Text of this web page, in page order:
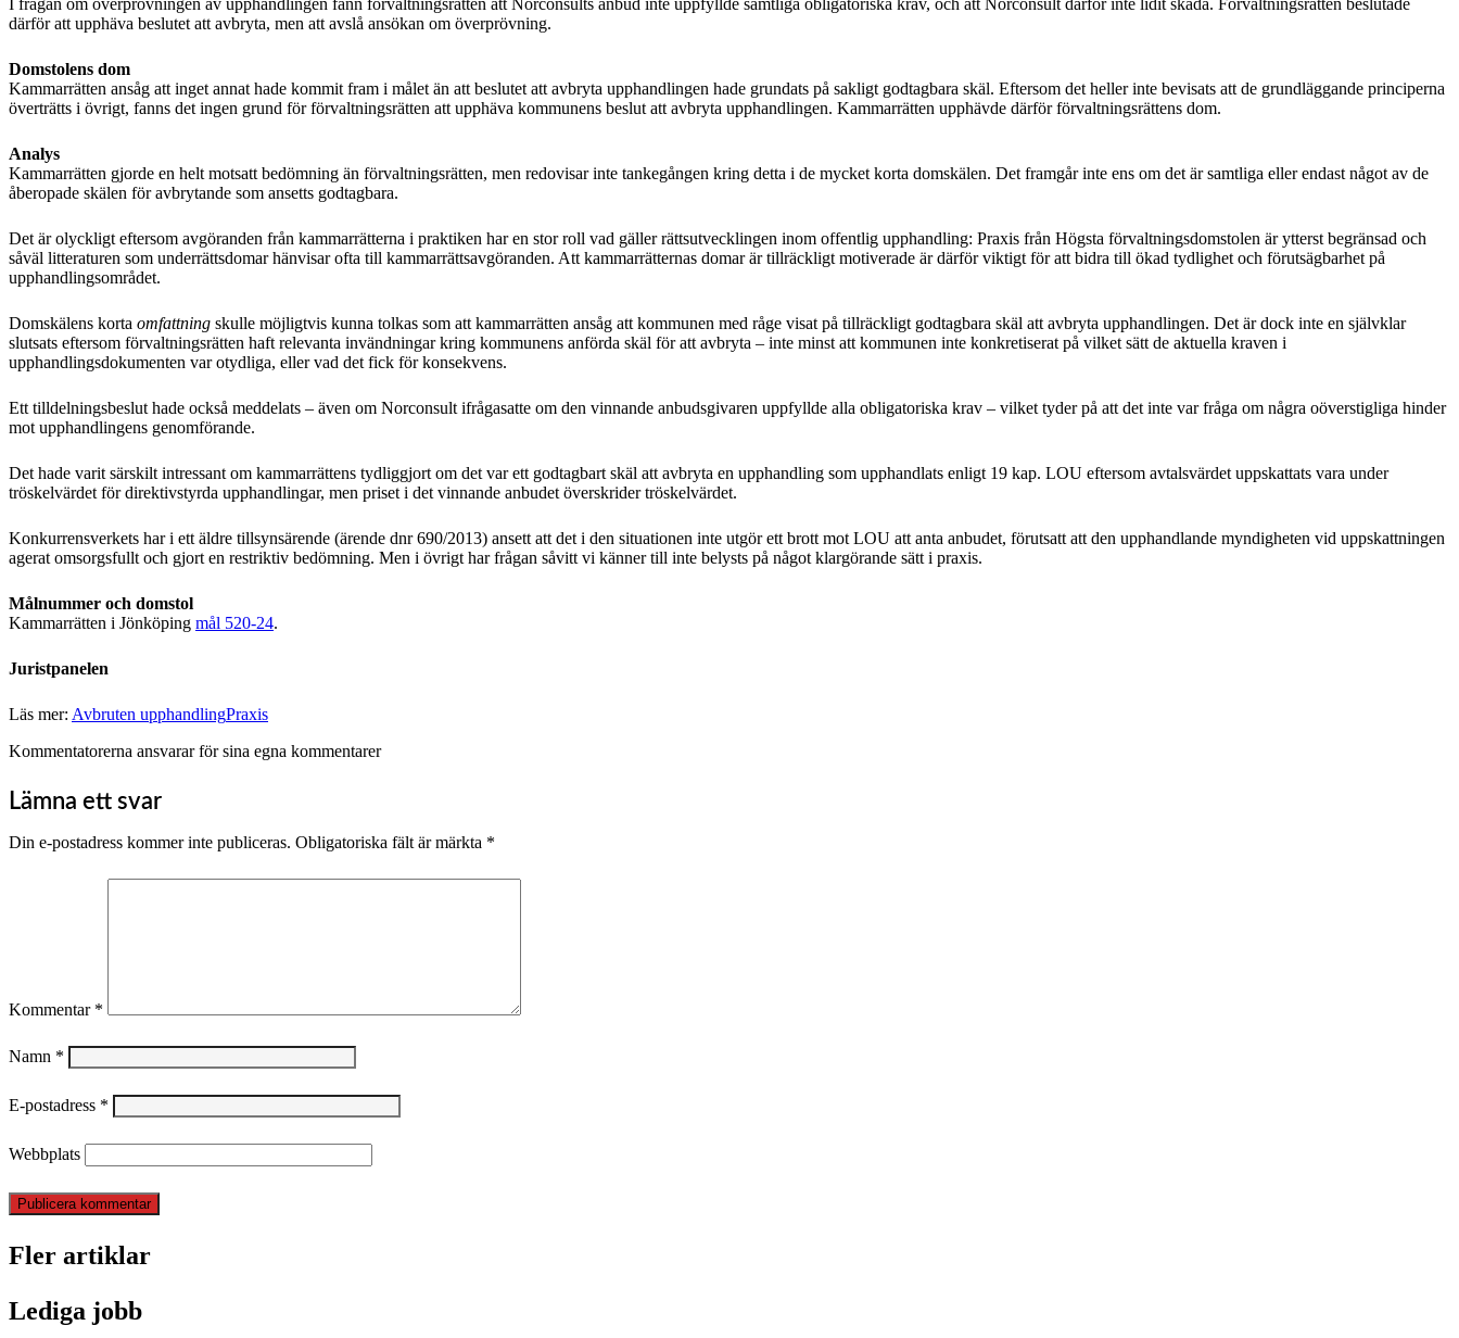
därför att upphäva beslutet att avbryta, men att avslå ansökan om överprövning.
Domstolens dom
Kammarrätten ansåg att inget annat hade kommit fram i målet än att beslutet att avbryta upphandlingen hade grundats på sakligt godtagbara skäl. Eftersom det heller inte bevisats att de grundläggande principerna
överträtts i övrigt, fanns det ingen grund för förvaltningsrätten att upphäva kommunens beslut att avbryta upphandlingen. Kammarrätten upphävde därför förvaltningsrättens dom.
Analys
Kammarrätten gjorde en helt motsatt bedömning än förvaltningsrätten, men redovisar inte tankegången kring detta i de mycket korta domskälen. Det framgår inte ens om det är samtliga eller endast något av de
åberopade skälen för avbrytande som ansetts godtagbara.
Det är olyckligt eftersom avgöranden från kammarrätterna i praktiken har en stor roll vad gäller rättsutvecklingen inom offentlig upphandling: Praxis från Högsta förvaltningsdomstolen är ytterst begränsad och
såväl litteraturen som underrättsdomar hänvisar ofta till kammarrättsavgöranden. Att kammarrätternas domar är tillräckligt motiverade är därför viktigt för att bidra till ökad tydlighet och förutsägbarhet på
upphandlingsområdet.
Domskälens korta omfattning skulle möjligtvis kunna tolkas som att kammarrätten ansåg att kommunen med råge visat på tillräckligt godtagbara skäl att avbryta upphandlingen. Det är dock inte en självklar
slutsats eftersom förvaltningsrätten haft relevanta invändningar kring kommunens anförda skäl för att avbryta – inte minst att kommunen inte konkretiserat på vilket sätt de aktuella kraven i
upphandlingsdokumenten var otydliga, eller vad det fick för konsekvens.
Ett tilldelningsbeslut hade också meddelats – även om Norconsult ifrågasatte om den vinnande anbudsgivaren uppfyllde alla obligatoriska krav – vilket tyder på att det inte var fråga om några oöverstigliga hinder
mot upphandlingens genomförande.
Det hade varit särskilt intressant om kammarrättens tydliggjort om det var ett godtagbart skäl att avbryta en upphandling som upphandlats enligt 19 kap. LOU eftersom avtalsvärdet uppskattats vara under
tröskelvärdet för direktivstyrda upphandlingar, men priset i det vinnande anbudet överskrider tröskelvärdet.
Konkurrensverkets har i ett äldre tillsynsärende (ärende dnr 690/2013) ansett att det i den situationen inte utgör ett brott mot LOU att anta anbudet, förutsatt att den upphandlande myndigheten vid uppskattningen
agerat omsorgsfullt och gjort en restriktiv bedömning. Men i övrigt har frågan såvitt vi känner till inte belysts på något klargörande sätt i praxis.
Målnummer och domstol
Kammarrätten i Jönköping mål 520-24.
Juristpanelen
Läs mer: Avbruten upphandlingPraxis
Kommentatorerna ansvarar för sina egna kommentarer
Lämna ett svar
Din e-postadress kommer inte publiceras. Obligatoriska fält är märkta *
Kommentar *
Namn *
E-postadress *
Webbplats
Fler artiklar
Lediga jobb